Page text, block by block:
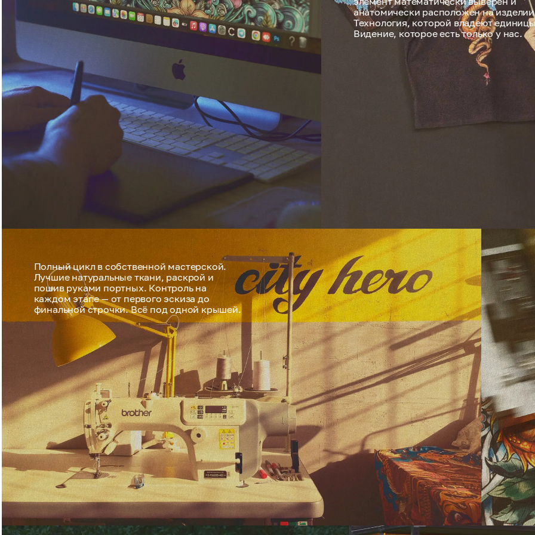
анатомически расположен на
Технология, которой владеют
Видение, которое есть только у нас.
Полный цикл в собственной мастерской.
Лучшие натуральные ткани, раскрой и
пошив руками портных. Контроль на
каждом этапе — от первого эскиза до
финальной строчки. Всё под одной крышей.